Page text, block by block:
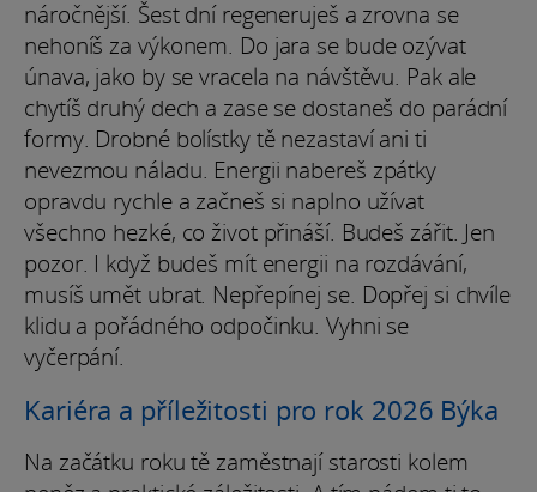
náročnější. Šest dní regeneruješ a zrovna se
nehoníš za výkonem. Do jara se bude ozývat
únava, jako by se vracela na návštěvu. Pak ale
chytíš druhý dech a zase se dostaneš do parádní
formy. Drobné bolístky tě nezastaví ani ti
nevezmou náladu. Energii nabereš zpátky
opravdu rychle a začneš si naplno užívat
všechno hezké, co život přináší. Budeš zářit. Jen
pozor. I když budeš mít energii na rozdávání,
musíš umět ubrat. Nepřepínej se. Dopřej si chvíle
klidu a pořádného odpočinku. Vyhni se
vyčerpání.
Kariéra a příležitosti pro rok 2026 Býka
Na začátku roku tě zaměstnají starosti kolem